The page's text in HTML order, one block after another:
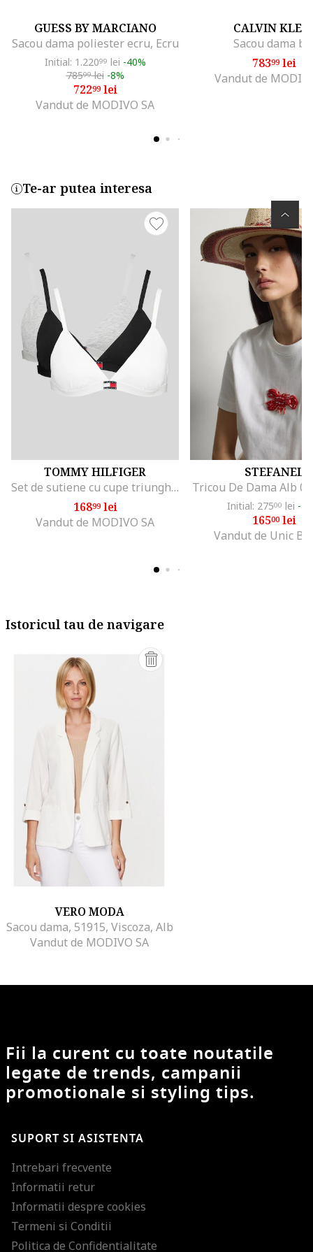
GUESS BY MARCIANO
Sacou dama poliester ecru, Ecru
Initial: 1.22099 lei -40%
78599lei -8%
72299lei
Vandut de MODIVO SA
CALVIN
Sacou dama
78399lei
Vandut de
Te-ar putea interesa
TOMMY HILFIGER
Set de sutiene cu cupe triunghiulare si detaliu logo - 3 perechi, Alb/Negru/Gri melange
16899lei
Vandut de MODIVO SA
STEFANEL
Tricou De Dama Alb
Initial: 27500 lei -
16500lei
Vandut de Unic
Istoricul tau de navigare
VERO MODA
Sacou dama, 51915, Viscoza, Alb
Vandut de MODIVO SA
Fii la curent cu toate noutatile
legate de trends, campanii
promotionale si styling tips.
SUPORT SI ASISTENTA
Intrebari frecvente
Informatii retur
Informatii despre cookies
Termeni si Conditii
Politica de Confidentialitate